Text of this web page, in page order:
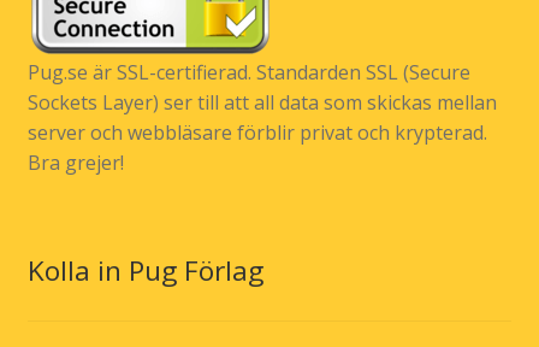
Pug.se är SSL-certifierad. Standarden SSL (Secure
Sockets Layer) ser till att all data som skickas mellan
server och webbläsare förblir privat och krypterad.
Bra grejer!
Kolla in Pug Förlag